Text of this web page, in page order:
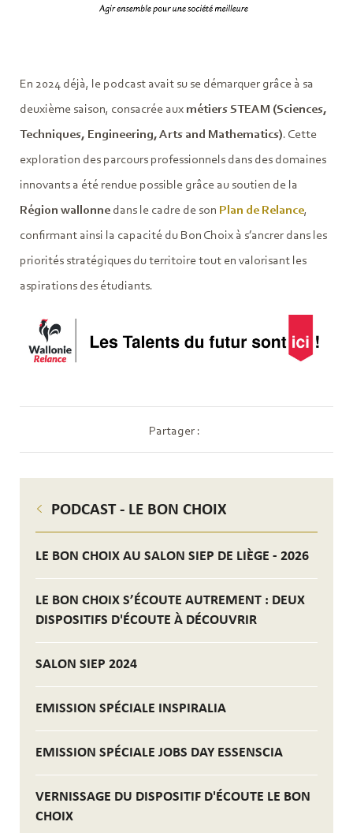
PODCAST - LE BON CHOIX
LE BON CHOIX AU SALON SIEP DE LIÈGE - 2026
LE BON CHOIX S’ÉCOUTE AUTREMENT : DEUX
DISPOSITIFS D'ÉCOUTE À DÉCOUVRIR
SALON SIEP 2024
EMISSION SPÉCIALE INSPIRALIA
EMISSION SPÉCIALE JOBS DAY ESSENSCIA
VERNISSAGE DU DISPOSITIF D'ÉCOUTE LE BON
CHOIX
En 2024 déjà, le podcast avait su se démarquer grâce à sa
deuxième saison, consacrée aux métiers STEAM (Sciences,
Techniques, Engineering, Arts and Mathematics). Cette
exploration des parcours professionnels dans des domaines
innovants a été rendue possible grâce au soutien de la
Région wallonne dans le cadre de son Plan de Relance,
confirmant ainsi la capacité du Bon Choix à s’ancrer dans les
priorités stratégiques du territoire tout en valorisant les
aspirations des étudiants.
Partager :